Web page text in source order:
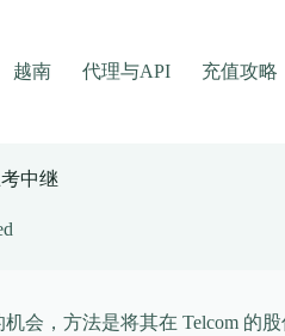
越南 代理与API 充值攻略
中继
会，方法是将其在 Telcom